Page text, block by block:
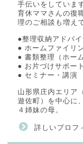
手伝いをしていま
育休ママさんの復
理のご相談も増え
●整理収納アドバ
● ホームファイリ
● 書類整理（ホー
● お片づけサポート
● セミナー・講演
山形県庄内エリア
遊佐町）を中心に
４姉妹の母。
詳しいプロフ